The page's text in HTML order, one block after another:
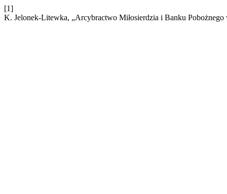
[1]
K. Jelonek-Litewka, „Arcybractwo Miłosierdzia i Banku